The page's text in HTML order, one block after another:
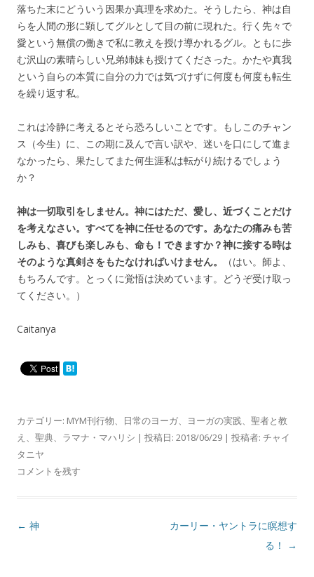
落ちた末にどういう因果か真理を求めた。そうしたら、神は自
らを人間の形に顕してグルとして目の前に現れた。行く先々で
愛という無償の働きで私に教えを授け導かれるグル。ともに歩
む沢山の素晴らしい兄弟姉妹も授けてくださった。かたや真我
という自らの本質に自分の力では気づけずに何度も何度も転生
を繰り返す私。
これは冷静に考えるとそら恐ろしいことです。もしこのチャン
ス（今生）に、この期に及んで言い訳や、迷いを口にして進ま
なかったら、果たしてまた何生涯私は転がり続けるでしょう
か？
神は一切取引をしません。神にはただ、愛し、近づくことだけ
を考えなさい。すべてを神に任せるのです。あなたの痛みも苦
しみも、喜びも楽しみも、命も！できますか？神に接する時は
そのような真剣さをもたなければいけません。
（はい。師よ、
もちろんです。とっくに覚悟は決めています。どうぞ受け取っ
てください。）
Caitanya
カテゴリー: MYM刊行物、 日常のヨーガ、 ヨーガの実践、 聖者と教
え 、 聖典、 ラマナ・マハリシ | 投稿日: 2018/06/29 | 投稿者: チャイ
タニヤ
コメントを残す
投
← 神
カーリー・ヤントラに瞑想す
る！
→